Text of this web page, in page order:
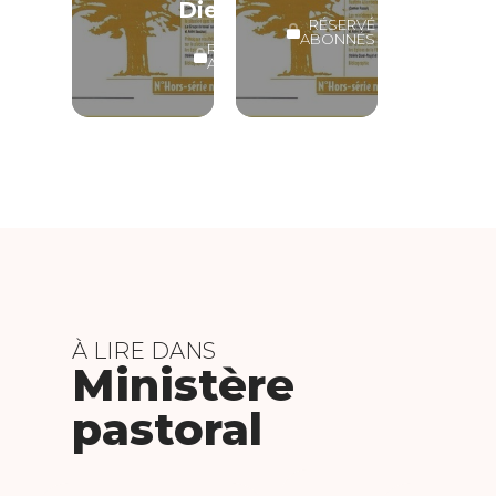
Dieu
RÉSERVÉ
ABONNÉS
RÉSERVÉ
ABONNÉS
À LIRE DANS
Ministère
pastoral